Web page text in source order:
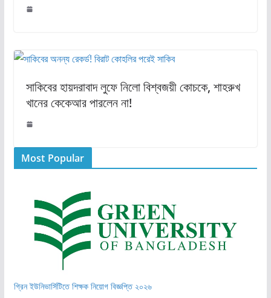
সাকিবের হায়দরাবাদ লুফে নিলো বিশ্বজয়ী কোচকে, শাহরুখ
খানের কেকেআর পারলেন না!
Most Popular
গ্রিন ইউনিভার্সিটিতে শিক্ষক নিয়োগ বিজ্ঞপ্তি ২০২৬